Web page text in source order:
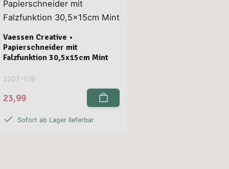
Vaessen Creative •
Papierschneider mit
Falzfunktion 30,5x15cm Mint
2207-109
23,99
Sofort ab Lager lieferbar